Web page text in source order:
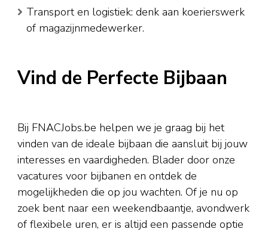
Transport en logistiek: denk aan koerierswerk
of magazijnmedewerker.
Vind de Perfecte Bijbaan
Bij FNACJobs.be helpen we je graag bij het
vinden van de ideale bijbaan die aansluit bij jouw
interesses en vaardigheden. Blader door onze
vacatures voor bijbanen en ontdek de
mogelijkheden die op jou wachten. Of je nu op
zoek bent naar een weekendbaantje, avondwerk
of flexibele uren, er is altijd een passende optie